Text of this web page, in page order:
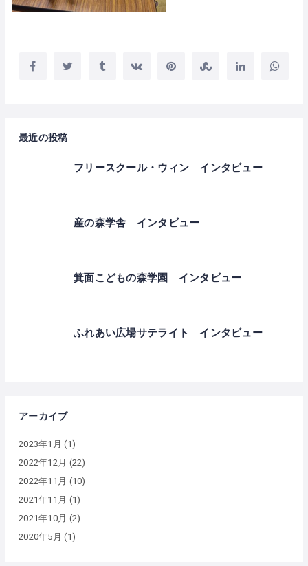
最近の投稿
フリースクール・ウィン インタビュー
産の森学舎 インタビュー
箕面こどもの森学園 インタビュー
ふれあい広場サテライト インタビュー
アーカイブ
2023年1月 (1)
2022年12月 (22)
2022年11月 (10)
2021年11月 (1)
2021年10月 (2)
2020年5月 (1)